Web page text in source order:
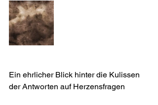
Ein ehrlicher Blick hinter die Kulissen
der Antworten auf Herzensfragen